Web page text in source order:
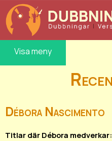
Visa meny
Débora Nascimento
Titlar där Débora medverkar: